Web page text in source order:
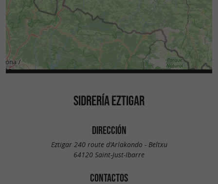
SIDRERÍA EZTIGAR
DIRECCIÓN
Eztigar 240 route d'Arlakondo - Beltxu
64120 Saint-Just-Ibarre
CONTACTOS